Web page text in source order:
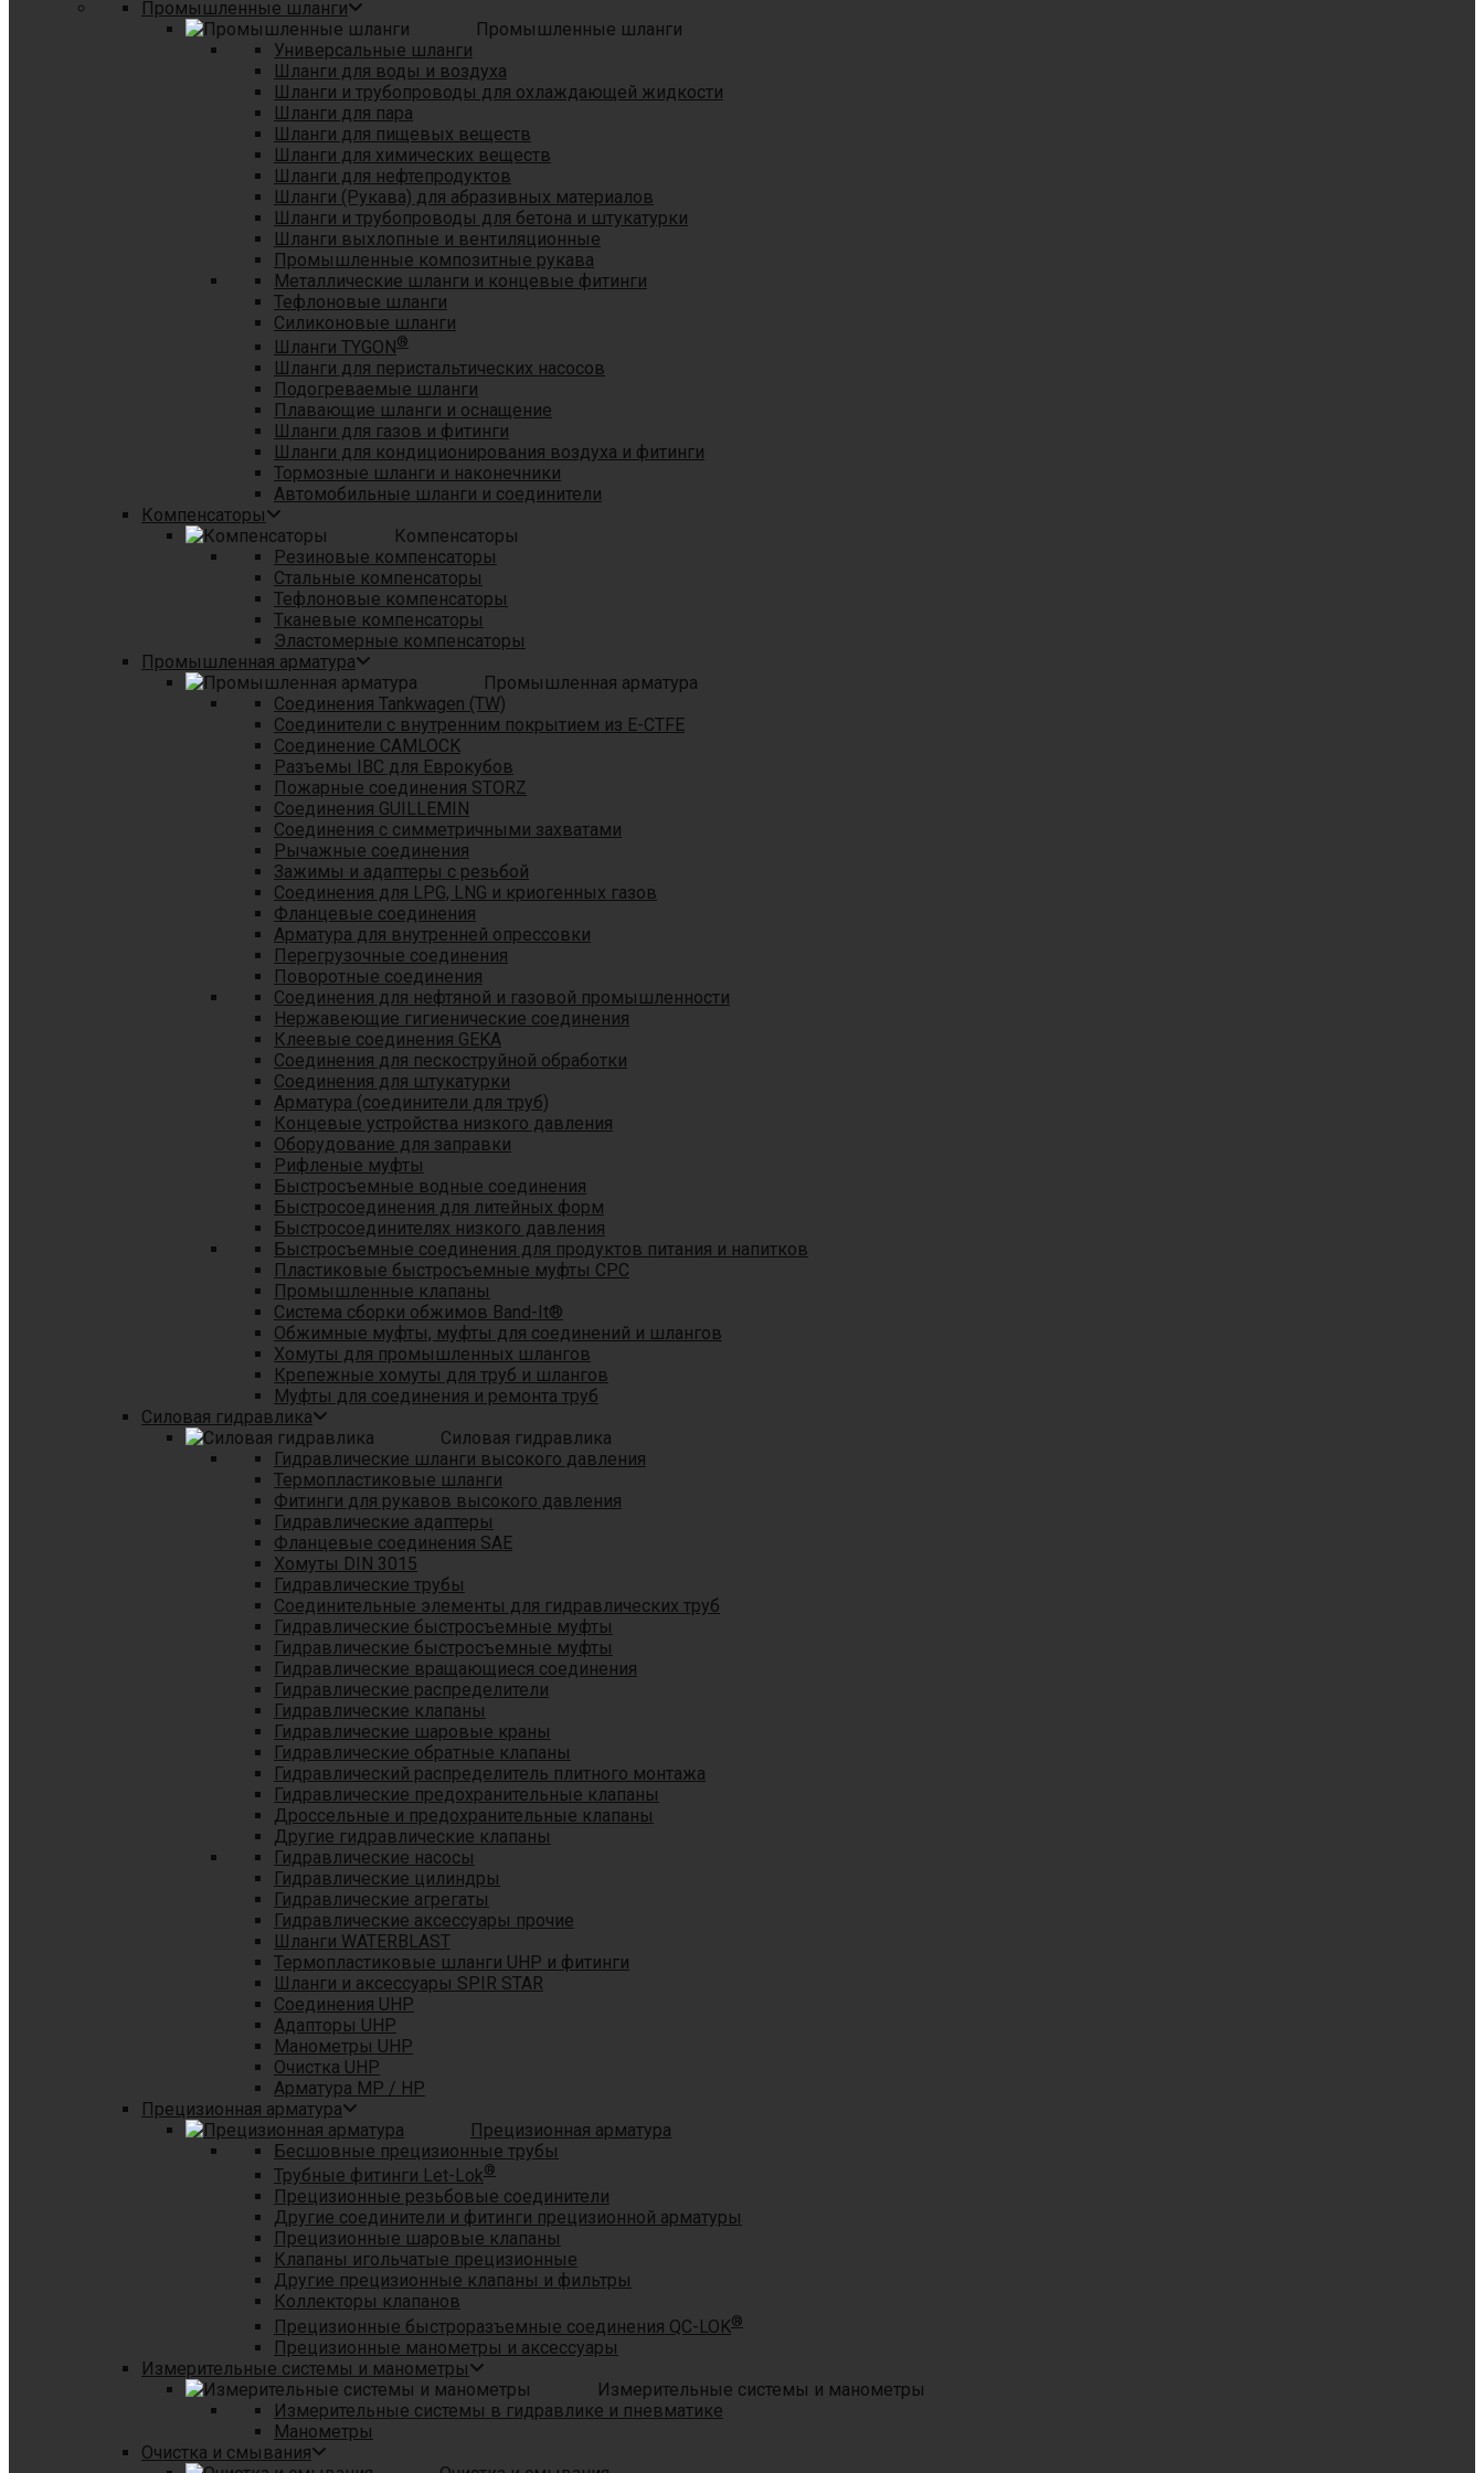
Промышленные шланги
Промышленные шланги
Универсальные шланги
Шланги для воды и воздуха
Шланги и трубопроводы для охлаждающей жидкости
Шланги для пара
Шланги для пищевых веществ
Шланги для химических веществ
Шланги для нефтепродуктов
Шланги (Рукава) для абразивных материалов
Шланги и трубопроводы для бетона и штукатурки
Шланги выхлопные и вентиляционные
Промышленные композитные рукава
Металлические шланги и концевые фитинги
Тефлоновые шланги
Силиконовые шланги
Шланги TYGON®
Шланги для перистальтических насосов
Подогреваемые шланги
Плавающие шланги и оснащение
Шланги для газов и фитинги
Шланги для кондиционирования воздуха и фитинги
Тормозные шланги и наконечники
Автомобильные шланги и соединители
Компенсаторы
Компенсаторы
Резиновые компенсаторы
Стальные компенсаторы
Тефлоновые компенсаторы
Тканевые компенсаторы
Эластомерные компенсаторы
Промышленная арматура
Промышленная арматура
Соединения Tankwagen (TW)
Соединители с внутренним покрытием из E-CTFE
Соединение CAMLOCK
Разъемы IBC для Еврокубов
Пожарные соединения STORZ
Соединения GUILLEMIN
Соединения с симметричными захватами
Рычажные соединения
Зажимы и адаптеры с резьбой
Соединения для LPG, LNG и криогенных газов
Фланцевые соединения
Арматура для внутренней опрессовки
Перегрузочные соединения
Поворотные соединения
Соединения для нефтяной и газовой промышленности
Нержавеющие гигиенические соединения
Клеевые соединения GEKA
Соединения для пескоструйной обработки
Cоединения для штукатурки
Арматура (соединители для труб)
Концевые устройства низкого давления
Оборудование для заправки
Рифленые муфты
Быстросъемные водные соединения
Быстросоединения для литейных форм
Быстросоединителях низкого давления
Быстросъемные соединения для продуктов питания и напитков
Пластиковые быстросъемные муфты CPC
Промышленные клапаны
Система сборки обжимов Band-It®
Обжимные муфты, муфты для соединений и шлангов
Хомуты для промышленных шлангов
Крепежные хомуты для труб и шлангов
Муфты для соединения и ремонта труб
Силовая гидравлика
Силовая гидравлика
Гидравлические шланги высокого давления
Термопластиковые шланги
Фитинги для рукавов высокого давления
Гидравлические адаптеры
Фланцевые соединения SAE
Хомуты DIN 3015
Гидравлические трубы
Соединительные элементы для гидравлических труб
Гидравлические быстросъемные муфты
Гидравлические быстросъемные муфты
Гидравлические вращающиеся соединения
Гидравлические распределители
Гидравлические клапаны
Гидравлические шаровые краны
Гидравлические обратные клапаны
Гидравлический распределитель плитного монтажа
Гидравлические предохранительные клапаны
Дроссельные и предохранительные клапаны
Другие гидравлические клапаны
Гидравлические насосы
Гидравлические цилиндры
Гидравлические агрегаты
Гидравлические аксессуары прочие
Шланги WATERBLAST
Термопластиковые шланги UHP и фитинги
Шланги и аксессуары SPIR STAR
Соединения UHP
Адапторы UHP
Манометры UHP
Очистка UHP
Арматура MP / HP
Прецизионная арматура
Прецизионная арматура
Бесшовные прецизионные трубы
Трубные фитинги Let-Lok®
Прецизионные резьбовые соединители
Другие соединители и фитинги прецизионной арматуры
Прецизионные шаровые клапаны
Клапаны игольчатые прецизионные
Другие прецизионные клапаны и фильтры
Коллекторы клапанов
Прецизионные быстроразъемные соединения QC-LOK®
Прецизионные манометры и аксессуары
Измерительные системы и манометры
Измерительные системы и манометры
Измерительные системы в гидравлике и пневматике
Манометры
Очистка и смывания